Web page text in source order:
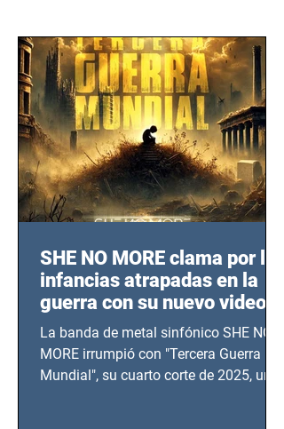
SHE NO MORE clama por las
infancias atrapadas en la
guerra con su nuevo video
TERCERA GUERRA
MUNDIAL
La banda de metal sinfónico SHE NO
MORE irrumpió con "Tercera Guerra
Mundial", su cuarto corte de 2025, un